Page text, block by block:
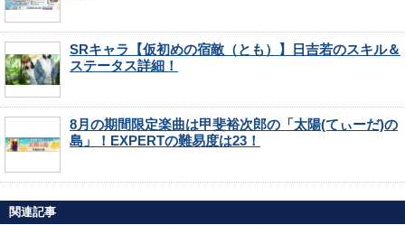
SRキャラ【仮初めの宿敵（とも）】日吉若のスキル＆
ステータス詳細！
8月の期間限定楽曲は甲斐裕次郎の「太陽(てぃーだ)の
島」！EXPERTの難易度は23！
関連記事